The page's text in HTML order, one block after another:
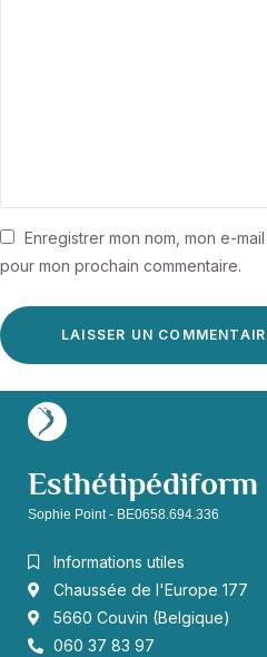
Enregistrer mon nom, mon e-
pour mon prochain commentaire.
Esthétipédiform
Sophie Point - BE0658.694.336
Informations utiles
Chaussée de l'Europe 177
5660 Couvin (Belgique)
060 37 83 97